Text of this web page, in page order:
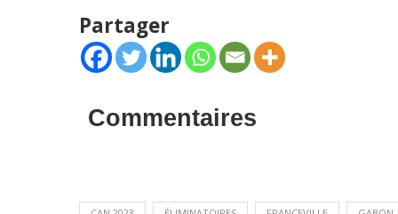
Partager
Commentaires